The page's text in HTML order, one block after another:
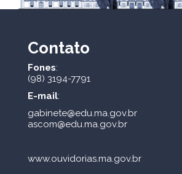
Contato
Fones:
(98) 3194-7791
E-mail:
gabinete@edu.ma.gov.br
ascom@edu.ma.gov.br
www.ouvidorias.ma.gov.br